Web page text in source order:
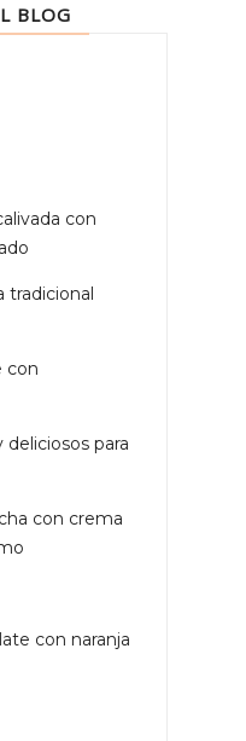
BLOG
con
tradicional
con
deliciosos para
con crema
con naranja